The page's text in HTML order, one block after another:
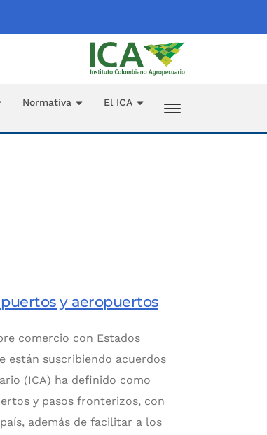
Normativa El ICA
y aeropuertos
comercio con Estados
están suscribiendo acuerdos
(ICA) ha definido como
y pasos fronterizos, con
además de facilitar a los